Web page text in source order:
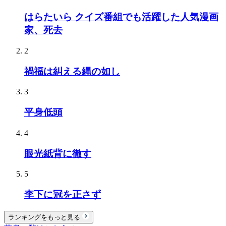
はらたいら クイズ番組でも活躍した人気漫画
家、死去
2
禍福は糾える縄の如し
3
平身低頭
4
眼光紙背に徹す
5
李下に冠を正さず
ランキングをもっと見る